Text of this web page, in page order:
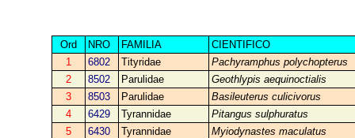
Ord NRO FAMILIA
CIENTIFICO
1
6802 Tityridae
Pachyramphus polychopterus
2
8502 Parulidae
Geothlypis aequinoctialis
3
8503 Parulidae
Basileuterus culicivorus
4
6429 Tyrannidae
Pitangus sulphuratus
5
6430 Tyrannidae
Myiodynastes maculatus